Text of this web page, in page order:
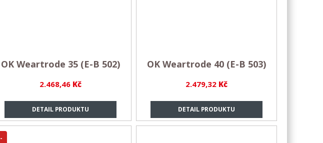
2.468,46 Kč
DETAIL PRODUKTU
OK Weartrode 35 (E-B 502)
2.479,32 Kč
DETAIL PRODUKTU
OK Weartrode 40 (E-B 503)
-